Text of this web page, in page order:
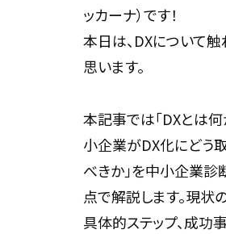
ッカーナ）です！
本日は、DXについて触
思います。
本記事では「DXとは何
小企業がDX化にどう
べきか」を中小企業診
点で解説します。現状
具体的ステップ、成功